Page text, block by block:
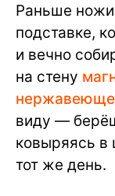
Раньше
подставке,
и вечно
на стену
виду —
ковыряясь в
тот же день.